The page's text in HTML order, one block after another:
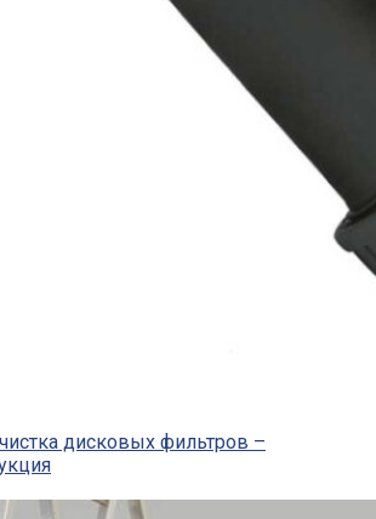
дисковых фильтров –